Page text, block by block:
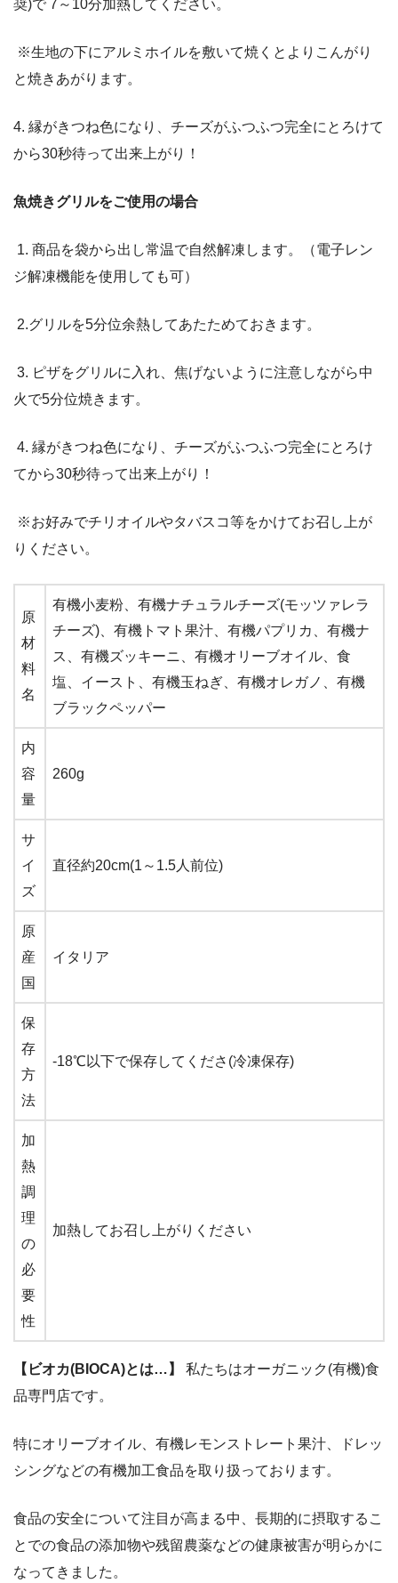
奨)で 7～10分加熱してください。
※生地の下にアルミホイルを敷いて焼くとよりこんがり
と焼きあがります。
4. 縁がきつね色になり、チーズがふつふつ完全にとろけて
から30秒待って出来上がり！
魚焼きグリルをご使用の場合
1. 商品を袋から出し常温で自然解凍します。（電子レン
ジ解凍機能を使用しても可）
2.グリルを5分位余熱してあたためておきます。
3. ピザをグリルに入れ、焦げないように注意しながら中
火で5分位焼きます。
4. 縁がきつね色になり、チーズがふつふつ完全にとろけ
てから30秒待って出来上がり！
※お好みでチリオイルやタバスコ等をかけてお召し上が
りください。
原
材
料
名
有機小麦粉、有機ナチュラルチーズ(モッツァレラ
チーズ)、有機トマト果汁、有機パプリカ、有機ナ
ス、有機ズッキーニ、有機オリーブオイル、食
塩、イースト、有機玉ねぎ、有機オレガノ、有機
ブラックペッパー
内
容
量
260g
サ
イ
ズ
直径約20cm(1～1.5人前位)
原
産
国
イタリア
保
存
方
法
-18℃以下で保存してくださ(冷凍保存)
加
熱
調
理
の
必
要
性
加熱してお召し上がりください
【ビオカ(BIOCA)とは…】
私たちはオーガニック(有機)食
品専門店です。
特にオリーブオイル、有機レモンストレート果汁、ドレッ
シングなどの有機加工食品を取り扱っております。
食品の安全について注目が高まる中、長期的に摂取するこ
とでの食品の添加物や残留農薬などの健康被害が明らかに
なってきました。